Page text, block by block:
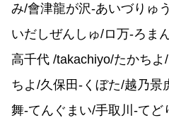
み/會津龍が沢-あいづりゅ
いだしぜんしゅ/ロ万-ろま
高千代 /takachiyo/たかち
ちよ/久保田-くぼた/越乃景
舞-てんぐまい/手取川-てど